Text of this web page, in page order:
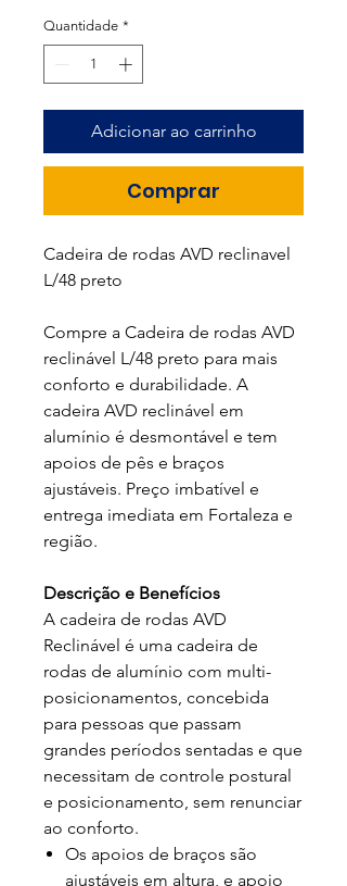
Quantidade *
Adicionar ao carrinho
Comprar
Cadeira de rodas AVD reclinavel
L/48 preto
Compre a Cadeira de rodas AVD
reclinável L/48 preto para mais
conforto e durabilidade. A
cadeira AVD reclinável em
alumínio é desmontável e tem
apoios de pês e braços
ajustáveis. Preço imbatível e
entrega imediata em Fortaleza e
região.
Descrição e Benefícios
A cadeira de rodas AVD
Reclinável é uma cadeira de
rodas de alumínio com multi-
posicionamentos, concebida
para pessoas que passam
grandes períodos sentadas e que
necessitam de controle postural
e posicionamento, sem renunciar
ao conforto.
Os apoios de braços são
ajustáveis em altura, e apoio